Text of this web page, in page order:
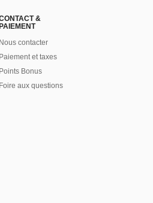
&
PAIEMENT
Nous contacter
Paiement et taxes
Points Bonus
Foire aux questions